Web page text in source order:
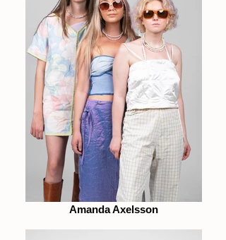
Amanda Axelsson